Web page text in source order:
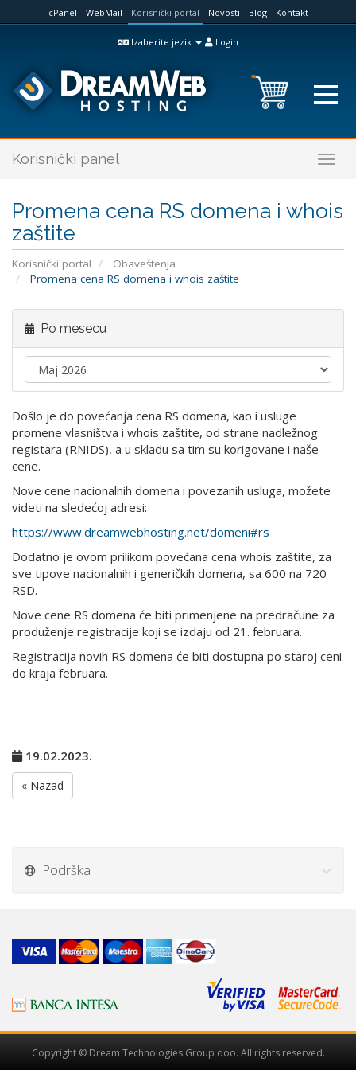
cPanel WebMail Korisnički portal Novosti Blog Kontakt
Izaberite jezik Login
Korisnički panel
Promena cena RS domena i whois
zaštite
Korisnički portal
Obaveštenja
Promena cena RS domena i whois zaštite
Po mesecu
Došlo je do povećanja cena RS domena, kao i usluge
promene vlasništva i whois zaštite, od strane nadležnog
registara (RNIDS), a u skladu sa tim su korigovane i naše
cene.
Nove cene nacionalnih domena i povezanih usluga, možete
videti na sledećoj adresi:
https://www.dreamwebhosting.net/domeni#rs
Dodatno je ovom prilikom povećana cena whois zaštite, za
sve tipove nacionalnih i generičkih domena, sa 600 na 720
RSD.
Nove cene RS domena će biti primenjene na predračune za
produženje registracije koji se izdaju od 21. februara.
Registracija novih RS domena će biti dostupna po staroj ceni
do kraja februara.
19.02.2023.
« Nazad
Podrška
Copyright © Dream Technologies Group doo. All rights reserved.